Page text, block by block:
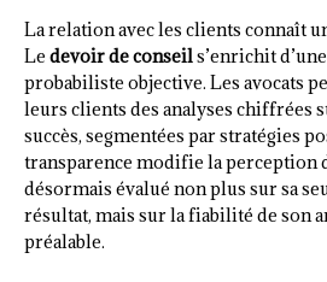
La relation avec les clients connaît
Le devoir de conseils’enrichit
probabiliste objective. Les avocats
leurs clients des analyses chiffrées
succès, segmentées par stratégies
transparence modifie la perception
désormais évalué non plus sur sa
résultat, mais sur la fiabilité de son
préalable.